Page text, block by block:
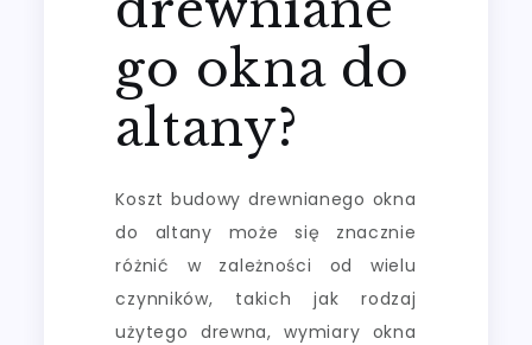
go okna do
altany?
Koszt budowy drewnianego okna
do altany może się znacznie
różnić w zależności od wielu
czynników, takich jak rodzaj
użytego drewna, wymiary okna